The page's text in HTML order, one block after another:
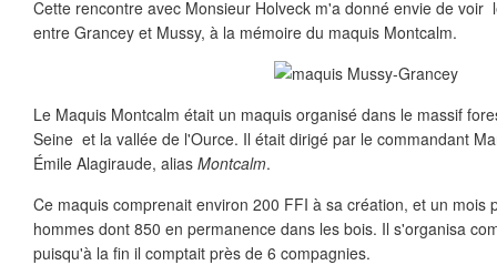
Cette rencontre avec Monsieur Holveck m'a donné envie de voir
entre Grancey et Mussy, à la mémoire du maquis Montcalm.
Le Maquis Montcalm était un maquis organisé dans le massif
Seine et la vallée de l'Ource. Il était dirigé par le commandant
Émile Alagiraude, alias Montcalm.
Ce maquis comprenait environ 200 FFI à sa création, et un mois
hommes dont 850 en permanence dans les bois. Il s'organisa
puisqu'à la fin il comptait près de 6 compagnies.